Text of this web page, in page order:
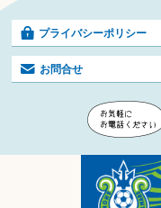
プライバシーポリシー
お問合せ